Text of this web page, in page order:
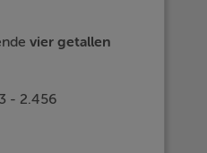
vier getallen
- 2.456